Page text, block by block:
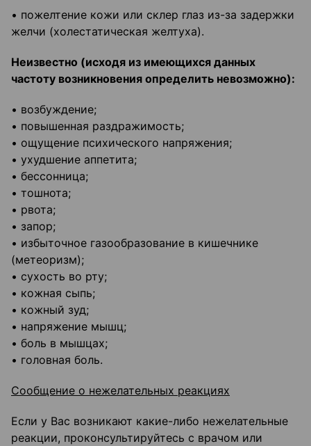
• пожелтение кожи или склер глаз из-за задержки
желчи (холестатическая желтуха).
Неизвестно (исходя из имеющихся данных
частоту возникновения определить невозможно):
• возбуждение;
• повышенная раздражимость;
• ощущение психического напряжения;
• ухудшение аппетита;
• бессонница;
• тошнота;
• рвота;
• запор;
• избыточное газообразование в кишечнике
(метеоризм);
• сухость во рту;
• кожная сыпь;
• кожный зуд;
• напряжение мышц;
• боль в мышцах;
• головная боль.
Сообщение о нежелательных реакциях
Если у Вас возникают какие-либо нежелательные
реакции, проконсультируйтесь с врачом или